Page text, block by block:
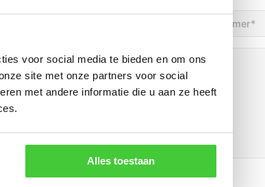
voor social media te bieden en om ons
site met onze partners voor social
met andere informatie die u aan ze heeft
Alles toestaan
Telefoon(Vereist)
Opmerkingen
Trailer inruilen